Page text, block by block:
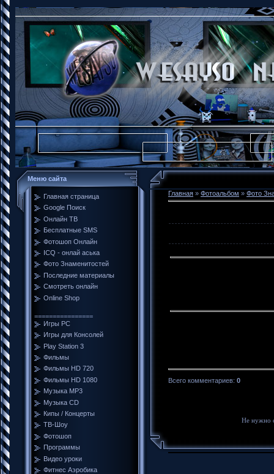
Меню сайта
Главная страница
Google Поиск
Онлайн ТВ
Бесплатные SMS
Фотошоп Онлайн
ICQ - онлай аська
Фото Знаменитостей
Последние материалы
Смотреть онлайн
Online Shop
================
Игры PC
Игры для Консолей
Play Station 3
Фильмы
Фильмы HD 720
Фильмы HD 1080
Музыка MP3
Музыка CD
Кипы / Концерты
ТВ-Шоу
Фотошоп
Программы
Видео уроки
Фитнес Аэробика
Главная » Фотоальбом » Фото
Всего комментариев: 0
Не нужно